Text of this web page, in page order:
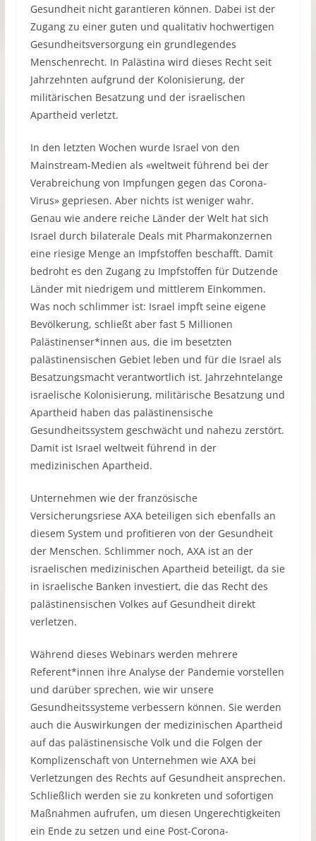
Gesundheit nicht garantieren können. Dabei ist der
Zugang zu einer guten und qualitativ hochwertigen
Gesundheitsversorgung ein grundlegendes
Menschenrecht. In Palästina wird dieses Recht seit
Jahrzehnten aufgrund der Kolonisierung, der
militärischen Besatzung und der israelischen
Apartheid verletzt.
In den letzten Wochen wurde Israel von den
Mainstream-Medien als «weltweit führend bei der
Verabreichung von Impfungen gegen das Corona-
Virus» gepriesen. Aber nichts ist weniger wahr.
Genau wie andere reiche Länder der Welt hat sich
Israel durch bilaterale Deals mit Pharmakonzernen
eine riesige Menge an Impfstoffen beschafft. Damit
bedroht es den Zugang zu Impfstoffen für Dutzende
Länder mit niedrigem und mittlerem Einkommen.
Was noch schlimmer ist: Israel impft seine eigene
Bevölkerung, schließt aber fast 5 Millionen
Palästinenser*innen aus, die im besetzten
palästinensischen Gebiet leben und für die Israel als
Besatzungsmacht verantwortlich ist. Jahrzehntelange
israelische Kolonisierung, militärische Besatzung und
Apartheid haben das palästinensische
Gesundheitssystem geschwächt und nahezu zerstört.
Damit ist Israel weltweit führend in der
medizinischen Apartheid.
Unternehmen wie der französische
Versicherungsriese AXA beteiligen sich ebenfalls an
diesem System und profitieren von der Gesundheit
der Menschen. Schlimmer noch, AXA ist an der
israelischen medizinischen Apartheid beteiligt, da sie
in israelische Banken investiert, die das Recht des
palästinensischen Volkes auf Gesundheit direkt
verletzen.
Während dieses Webinars werden mehrere
Referent*innen ihre Analyse der Pandemie vorstellen
und darüber sprechen, wie wir unsere
Gesundheitssysteme verbessern können. Sie werden
auch die Auswirkungen der medizinischen Apartheid
auf das palästinensische Volk und die Folgen der
Komplizenschaft von Unternehmen wie AXA bei
Verletzungen des Rechts auf Gesundheit ansprechen.
Schließlich werden sie zu konkreten und sofortigen
Maßnahmen aufrufen, um diesen Ungerechtigkeiten
ein Ende zu setzen und eine Post-Corona-